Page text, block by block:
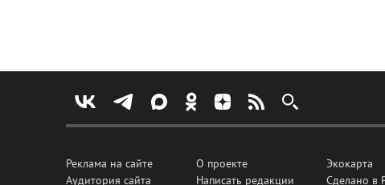
Реклама на сайте
Аудитория сайта
О проекте
Написать редакции
Экокарта
Сделано в